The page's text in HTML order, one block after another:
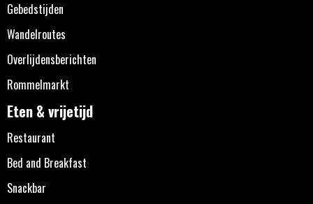
Gebedstijden
Wandelroutes
Overlijdensberichten
Rommelmarkt
Eten & vrijetijd
Restaurant
Bed and Breakfast
Snackbar